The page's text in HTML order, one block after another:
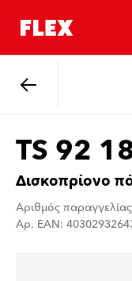
TS 92
Δισκοπρίονο
Αριθμός
Αρ. EAN: